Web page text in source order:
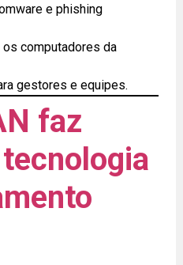
e phishing
computadores da
gestores e equipes.
faz